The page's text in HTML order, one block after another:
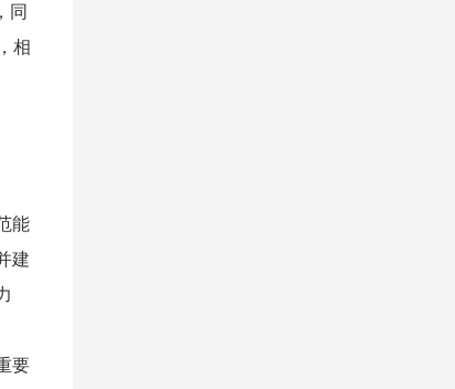
同
相
能
建
要